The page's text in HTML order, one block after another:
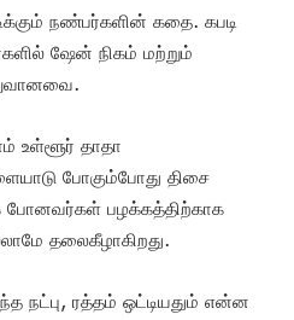
நண்பர்களின் கதை. கபடி
ஷேன் நிகம் மற்றும்
உள்ளூர் தாதா
போகும்போது திசை
போனவர்கள் பழக்கத்திற்காக
தலைகீழாகிறது.
நட்பு, ரத்தம் ஒட்டியதும் என்ன